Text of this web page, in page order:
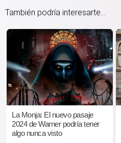
También podría interesarte...
La Monja: El nuevo pasaje
2024 de Warner podría tener
algo nunca visto